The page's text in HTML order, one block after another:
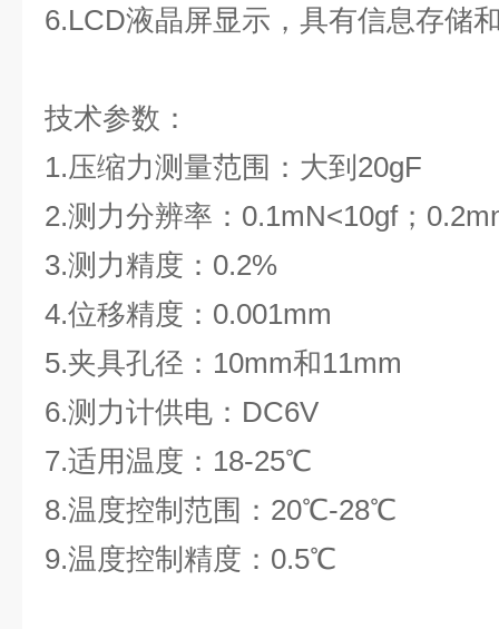
6.LCD液晶屏显示，具有信息存储
技术参数：
1.压缩力测量范围：大到20gF
2.测力分辨率：0.1mN<10gf；
3.测力精度：0.2%
4.位移精度：0.001mm
5.夹具孔径：10mm和11mm
6.测力计供电：DC6V
7.适用温度：18-25℃
8.温度控制范围：20℃-28℃
9.温度控制精度：0.5℃